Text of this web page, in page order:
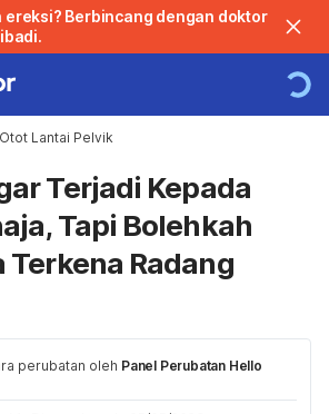
ereksi? Berbincang dengan doktor
Otot Lantai Pelvik
Terjadi Kepada
Tapi Bolehkah
Terkena Radang
perubatan oleh Panel Perubatan Hello